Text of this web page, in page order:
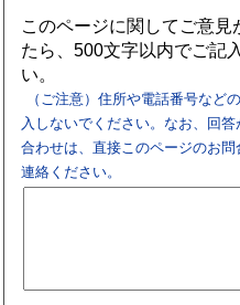
このページに関してご意見
たら、500文字以内でご記
い。
（ご注意）住所や電話番号など
入しないでください。なお、回
合わせは、直接このページのお
連絡ください。